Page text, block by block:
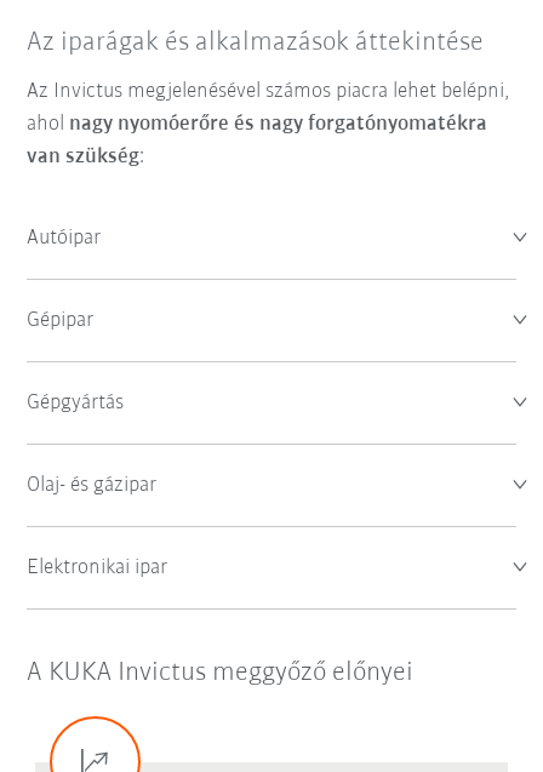
Az iparágak és alkalmazások áttekintése
Az Invictus megjelenésével számos piacra lehet belépni,
ahol nagy nyomóerőre és nagy forgatónyomatékra
van szükség:
Autóipar
Gépipar
Gépgyártás
Olaj- és gázipar
Elektronikai ipar
A KUKA Invictus meggyőző előnyei